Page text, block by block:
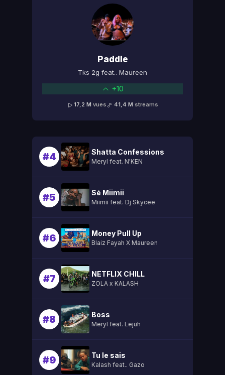
Paddle
Tks 2g feat.. Maureen
+10
17,2 M vues 41,4 M streams
#4 Shatta Confessions
Meryl feat. N'KEN
#5 Sé Miimii
Miimii feat. Dj Skycee
#6 Money Pull Up
Blaiz Fayah X Maureen
#7 NETFLIX CHILL
ZOLA x KALASH
#8 Boss
Meryl feat. Lejuh
#9 Tu le sais
Kalash feat.. Gazo